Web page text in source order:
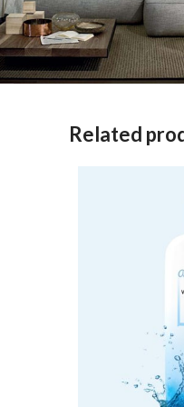
Related